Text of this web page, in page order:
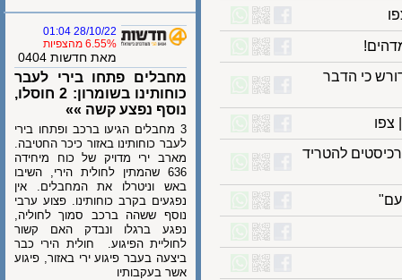
כי הדבר
להטריד
28/10/22 01:04
6.55% מהצפיות
מאת חדשות 0404
מחבלים פתחו בירי לעבר
כוחותינו בשומרון: 2 חוסלו,
נוסף נפצע קשה »»
3 מחבלים הגיעו ברכב ופתחו בירי
לעבר כוחותינו באזור כיכר החטיבה.
מארב ירי מדויק של כוח מיחידה
636 שהמתין לחולית הירי, השיבו
באש וניטרלו את המחבלים. אין
נפגעים בקרב כוחותינו. פצוע ערבי
נוסף ששהה ברכב סמוך לחוליה,
נפגע ברגלו ונבדק האם קשור
לחוליית הפיגוע. חולית הירי כבר
ביצעה בעבר פיגוע ירי באזור, פיגוע
אשר בעקבותיו